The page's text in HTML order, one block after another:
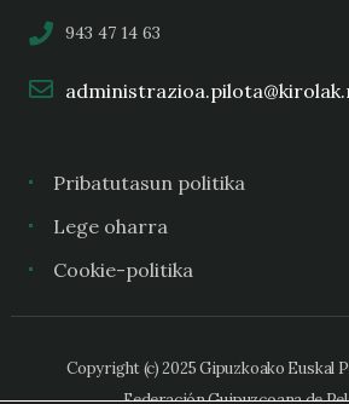
943 47 14 63
Pribatutasun politika
Lege oharra
Cookie-politika
Copyright (c) 2025 Gipuzkoako Euskal